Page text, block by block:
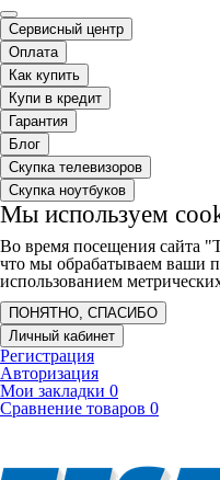
Сервисный центр
Оплата
Как купить
Купи в кредит
Гарантия
Блог
Скупка телевизоров
Скупка ноутбуков
Мы используем
Во время посещения сайта
что мы обрабатываем ваши
использованием
ПОНЯТНО, СПАСИБО
Личный кабинет
Регистрация
Авторизация
Мои закладки 0
Сравнение товаров 0